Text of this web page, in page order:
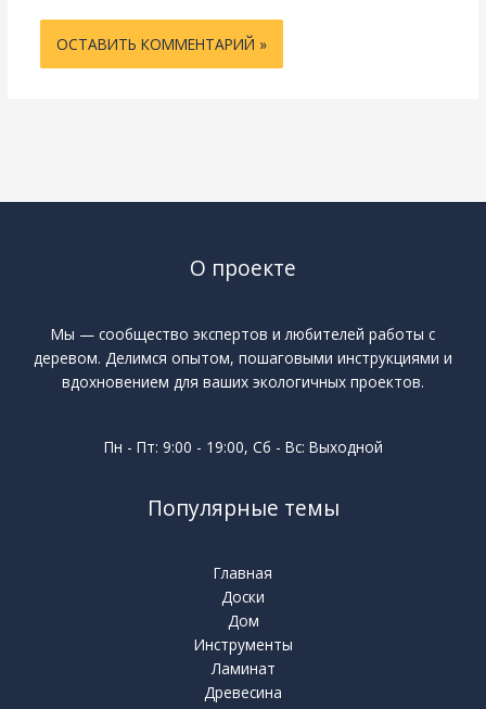
О проекте
Мы — сообщество экспертов и любителей работы с
деревом. Делимся опытом, пошаговыми инструкциями и
вдохновением для ваших экологичных проектов.
Пн - Пт: 9:00 - 19:00, Сб - Вс: Выходной
Популярные темы
Главная
Доски
Дом
Инструменты
Ламинат
Древесина